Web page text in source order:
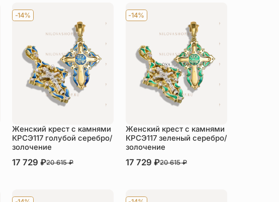
-14%
Женский крест с камнями
КРСЭ117 голубой серебро/
золочение
В наличии
17 729 ₽20 615₽
-14%
Женский крест с камнями
КРСЭ117 зеленый серебро/
золочение
В наличии
17 729 ₽20 615₽